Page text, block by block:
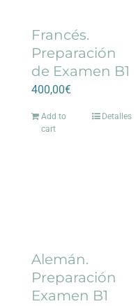
Francés.
Preparación
de Examen B1
400,00€
Add to
cart
Detalles
Alemán.
Preparación
Examen B1